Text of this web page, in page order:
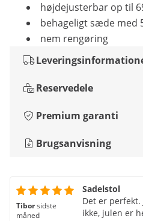
højdejusterbar op til
behageligt sæde med
nem rengøring
Reservedele
Premium garanti
Brugsanvisning
Tiborsidste
måned
Sadelstol
Det er perfekt.
ikke, julen er